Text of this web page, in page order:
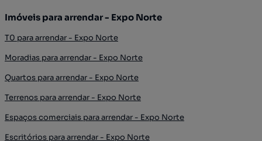
Imóveis para arrendar - Expo Norte
T0 para arrendar - Expo Norte
Moradias para arrendar - Expo Norte
Quartos para arrendar - Expo Norte
Terrenos para arrendar - Expo Norte
Espaços comerciais para arrendar - Expo Norte
Escritórios para arrendar - Expo Norte